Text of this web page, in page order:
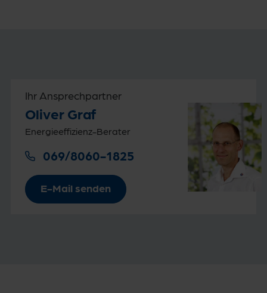
Ihr Ansprechpartner
Oliver Graf
Energieeffizienz-Berater
069/8060-1825
E-Mail senden